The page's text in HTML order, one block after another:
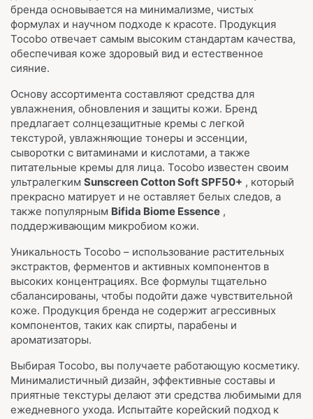
бренда основывается на минимализме, чистых
формулах и научном подходе к красоте. Продукция
Tocobo отвечает самым высоким стандартам качества,
обеспечивая коже здоровый вид и естественное
сияние.
Основу ассортимента составляют средства для
увлажнения, обновления и защиты кожи. Бренд
предлагает солнцезащитные кремы с легкой
текстурой, увлажняющие тонеры и эссенции,
сыворотки с витаминами и кислотами, а также
питательные кремы для лица. Tocobo известен своим
ультралегким Sunscreen Cotton Soft SPF50+ , который
прекрасно матирует и не оставляет белых следов, а
также популярным Bifida Biome Essence ,
поддерживающим микробиом кожи.
Уникальность Tocobo – использование растительных
экстрактов, ферментов и активных компонентов в
высоких концентрациях. Все формулы тщательно
сбалансированы, чтобы подойти даже чувствительной
коже. Продукция бренда не содержит агрессивных
компонентов, таких как спирты, парабены и
ароматизаторы.
Выбирая Tocobo, вы получаете работающую косметику.
Минималистичный дизайн, эффективные составы и
приятные текстуры делают эти средства любимыми для
ежедневного ухода. Испытайте корейский подход к